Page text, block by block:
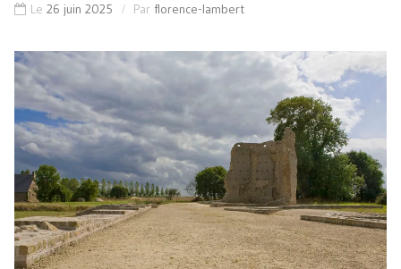
Le 26 juin 2025 Par florence-lambert